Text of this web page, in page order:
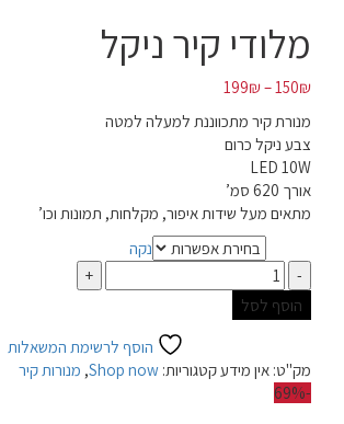
מלודי קיר ניקל
150₪
–
199₪
מנורת קיר מתכווננת למעלה למטה
צבע ניקל כרום
LED 10W
אורך 620 סמ’
מתאים מעל שידות איפור, מקלחות, תמונות וכו’
נקה
כמות
הוסף לסל
הוסף לרשימת המשאלות
מק"ט: אין מידע קטגוריות: Shop now
, מנורות קיר
-69%